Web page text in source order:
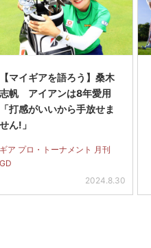
【マイギアを語ろう】桑木
志帆 アイアンは8年愛用
「打感がいいから手放せま
せん!」
ギア プロ・トーナメント 月刊
GD
2024.8.30